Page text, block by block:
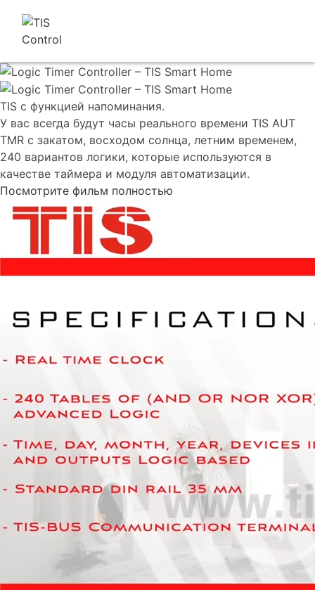
TIS с функцией напоминания.
У вас всегда будут часы реального времени TIS AUT
TMR с закатом, восходом солнца, летним временем,
240 вариантов логики, которые используются в
качестве таймера и модуля автоматизации.
Посмотрите фильм полностью